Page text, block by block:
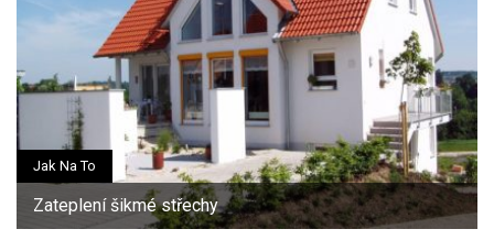
Jak Na To
Zateplení šikmé střechy